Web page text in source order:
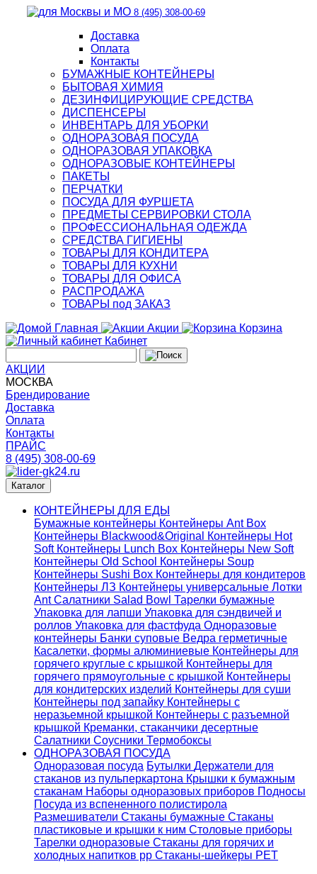
8 (495) 308-00-69
Доставка
Оплата
Контакты
БУМАЖНЫЕ КОНТЕЙНЕРЫ
БЫТОВАЯ ХИМИЯ
ДЕЗИНФИЦИРУЮЩИЕ СРЕДСТВА
ДИСПЕНСЕРЫ
ИНВЕНТАРЬ ДЛЯ УБОРКИ
ОДНОРАЗОВАЯ ПОСУДА
ОДНОРАЗОВАЯ УПАКОВКА
ОДНОРАЗОВЫЕ КОНТЕЙНЕРЫ
ПАКЕТЫ
ПЕРЧАТКИ
ПОСУДА ДЛЯ ФУРШЕТА
ПРЕДМЕТЫ СЕРВИРОВКИ СТОЛА
ПРОФЕССИОНАЛЬНАЯ ОДЕЖДА
СРЕДСТВА ГИГИЕНЫ
ТОВАРЫ ДЛЯ КОНДИТЕРА
ТОВАРЫ ДЛЯ КУХНИ
ТОВАРЫ ДЛЯ ОФИСА
РАСПРОДАЖА
ТОВАРЫ под ЗАКАЗ
Главная
Акции
Корзина
Кабинет
АКЦИИ
МОСКВА
Брендирование
Доставка
Оплата
Контакты
ПРАЙС
8 (495) 308-00-69
Каталог
КОНТЕЙНЕРЫ ДЛЯ ЕДЫ
Бумажные контейнеры Контейнеры Ant Box
Контейнеры Blackwood&Original
Контейнеры Hot
Soft Контейнеры Lunch Box Контейнеры New Soft
Контейнеры Old School Контейнеры Soup
Контейнеры Sushi Box Контейнеры для кондитеров
Контейнеры ЛЗ Контейнеры универсальные Лотки
AntСалатники Salad Bowl Тарелки бумажные
Упаковка для лапши Упаковка для сэндвичей и
роллов Упаковка для фастфуда Одноразовые
контейнеры Банки суповые Ведра герметичные
Касалетки, формы алюминиевые Контейнеры для
горячего круглые с крышкой Контейнеры для
горячего прямоугольные с крышкой Контейнеры
для кондитерских изделий Контейнеры для суши
Контейнеры под запайку Контейнеры с
неразьемной крышкой Контейнеры с разъемной
крышкой Креманки, стаканчики десертные
Салатники Соусники Термобоксы
ОДНОРАЗОВАЯ ПОСУДА
Одноразовая посуда Бутылки Держатели для
стаканов из пульперкартона Крышки к бумажным
стаканам Наборы одноразовых приборов Подносы
Посуда из вспененного полистирола
Размешиватели Стаканы бумажные Стаканы
пластиковые и крышки к ним Столовые приборы
Тарелки одноразовые Стаканы для горячих и
холодных напитков pp Стаканы-шейкеры PET